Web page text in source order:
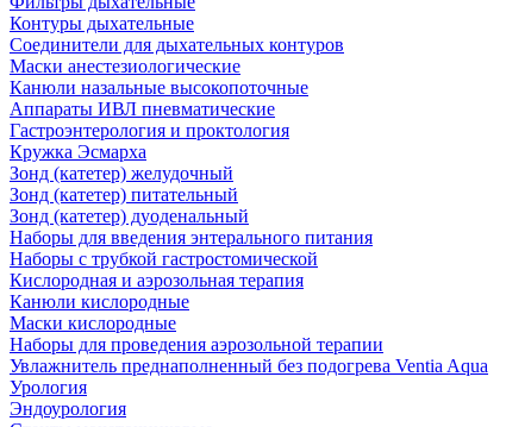
Контуры дыхательные
Соединители для дыхательных контуров
Маски анестезиологические
Канюли назальные высокопоточные
Аппараты ИВЛ пневматические
Гастроэнтерология и проктология
Кружка Эсмарха
Зонд (катетер) желудочный
Зонд (катетер) питательный
Зонд (катетер) дуоденальный
Наборы для введения энтерального питания
Наборы с трубкой гастростомической
Кислородная и аэрозольная терапия
Канюли кислородные
Маски кислородные
Наборы для проведения аэрозольной терапии
Увлажнитель преднаполненный без подогрева Ventia Aqua
Урология
Эндоурология